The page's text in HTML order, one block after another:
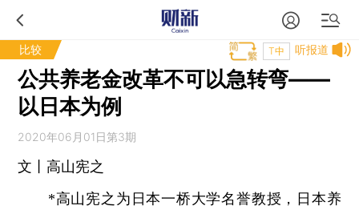
比较 听报道
T中
公共养老金改革不可以急转弯——
以日本为例
2020年06月01日第3期
文丨高山宪之
*高山宪之为日本一桥大学名誉教授，日本养